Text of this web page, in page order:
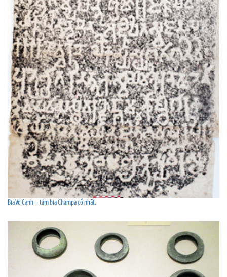
Bia Võ Cạnh – tấm bia Champa cổ nhất.